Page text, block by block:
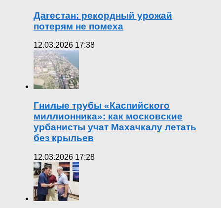
Дагестан: рекордный урожай
потерям не помеха
12.03.2026 17:38
Гнилые трубы «Каспийского
миллионника»: как московские
урбанисты учат Махачкалу летать
без крыльев
12.03.2026 17:28